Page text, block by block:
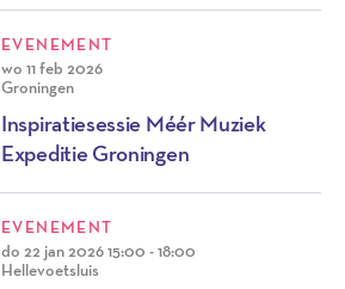
EVENEMENT
wo 11 feb 2026
Groningen
Inspiratiesessie Méér Muziek
Expeditie Groningen
EVENEMENT
do 22 jan 202615:00 - 18:00
Hellevoetsluis